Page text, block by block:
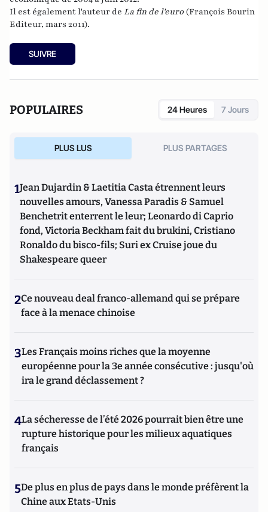
Il est également l'auteur de La fin de l'euro(François Bourin
Editeur, mars 2011).
SUIVRE
POPULAIRES 24 Heures 7 Jours
PLUS LUS PLUS PARTAGES
1Jean Dujardin & Laetitia Casta étrennent leurs
nouvelles amours, Vanessa Paradis & Samuel
Benchetrit enterrent le leur; Leonardo di Caprio
fond, Victoria Beckham fait du brukini, Cristiano
Ronaldo du bisco-fils; Suri ex Cruise joue du
Shakespeare queer
2Ce nouveau deal franco-allemand qui se prépare
face à la menace chinoise
3Les Français moins riches que la moyenne
européenne pour la 3e année consécutive : jusqu'où
ira le grand déclassement ?
4La sécheresse de l’été 2026 pourrait bien être une
rupture historique pour les milieux aquatiques
français
5De plus en plus de pays dans le monde préfèrent la
Chine aux Etats-Unis